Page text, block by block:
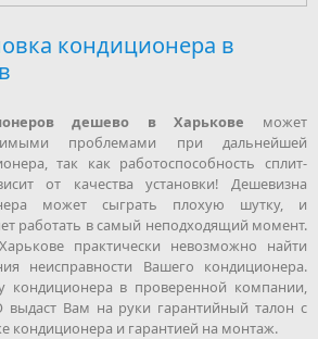
кондиционера в
дешево в Харькове может
проблемами при дальнейшей
так как работоспособность сплит-
от качества установки! Дешевизна
может сыграть плохую шутку, и
работать в самый неподходящий момент.
практически невозможно найти
неисправности Вашего кондиционера.
кондиционера в проверенной компании,
Вам на руки гарантийный талон с
кондиционера и гарантией на монтаж.